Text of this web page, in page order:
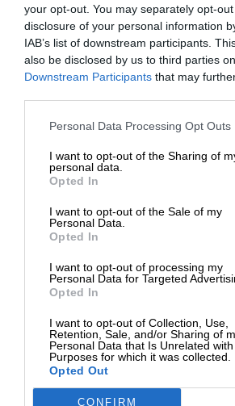
your opt-out. You may separately opt-
disclosure of your personal information
IAB’s list of downstream participants.
also be disclosed by us to third parties
Downstream Participants that may
Personal Data Processing Opt Outs
I want to opt-out of the Sharing of
personal data.
Opted In
I want to opt-out of the Sale of my
Personal Data.
Opted In
I want to opt-out of processing my
Personal Data for Targeted
Opted In
I want to opt-out of Collection, Use,
Retention, Sale, and/or Sharing of
Personal Data that Is Unrelated
Purposes for which it was collected.
Opted Out
CONFIRM
Rozmiar: 48 GB
Technologia: GDDR6
Szerokość
pasma:
Wymagania systemowe
Wymagany
operacyjny:
SUSE
Linux,
Zużycie energii w
aktywności:
Głębokość: 26.85 cm
Wysokość: 11.15 cm